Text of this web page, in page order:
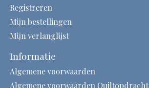
Registreren
Mijn bestellingen
Mijn verlanglijst
Informatie
Algemene voorwaarden
Algemene voorwaarden Quiltopdracht